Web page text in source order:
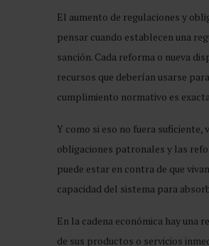
El aumento de regulaciones y
pensar cuando establecen una
sanción. Cada reforma o nueva
recursos que deberían usarse
cumplimiento normativo es
Y como si eso no fuera
obligaciones patronales y las
puede estar en contra de que
capacidad del sistema para
En la cadena económica hay
de sus productos o servicios